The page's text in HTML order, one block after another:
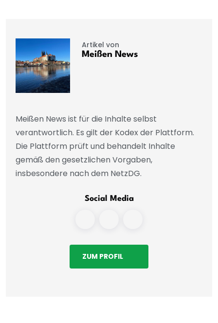
Artikel von
Meißen News
Meißen News ist für die Inhalte selbst
verantwortlich. Es gilt der Kodex der Plattform.
Die Plattform prüft und behandelt Inhalte
gemäß den gesetzlichen Vorgaben,
insbesondere nach dem NetzDG.
Social Media
ZUM PROFIL